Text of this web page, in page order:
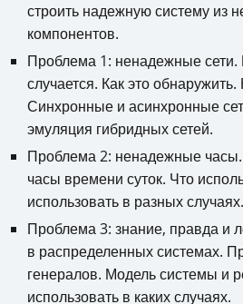
строить надежную систему из
компонентов.
Проблема 1: ненадежные сети.
случается. Как это
Синхронные и асинхронные
эмуляция гибридных сетей.
Проблема 2: ненадежные
часы времени суток. Что
использовать в разных
Проблема 3: знание, правда и
в распределенных системах.
генералов. Модель системы и
использовать в каких случаях.